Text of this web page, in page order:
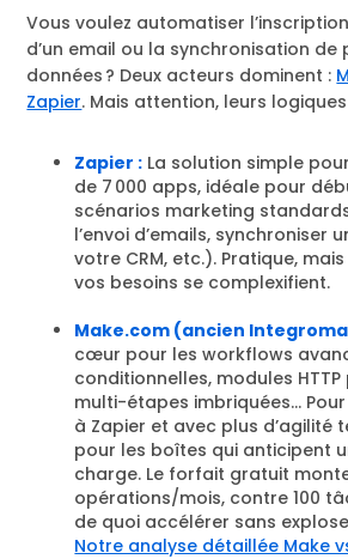
Vous voulez automatiser l’inscription
d’un email ou la synchronisation de
données ? Deux acteurs dominent :
Zapier. Mais attention, leurs
Zapier : La solution simple
de 7 000 apps, idéale pour
scénarios marketing
l’envoi d’emails, synchroniser
votre CRM, etc.). Pratique,
vos besoins se complexifient.
Make.com (ancien
cœur pour les workflows
conditionnelles, modules
multi-étapes imbriquées…
à Zapier et avec plus d’agilité
pour les boîtes qui anticipent
charge. Le forfait gratuit monte
opérations/mois, contre 100
de quoi accélérer sans
Notre analyse détaillée Make